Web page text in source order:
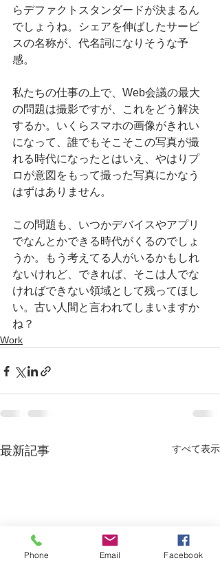
らデファクトスタンダードが決まるん
でしょうね。シェアを伸ばしたサービ
スの名称が、代名詞になりそうな予
感。
私たちの仕事の上で、Web会議の最大
の問題は撮影ですが、これをどう解決
するか。いくらスマホの画像がきれい
になって、誰でもそこそこの写真が撮
れる時代になったとはいえ、やはりプ
ロが意図をもって撮った写真にかなう
はずはありません。
この問題も、いつかデバイスやアプリ
でなんとかできる時代がくるのでしょ
うか。もう考えてる人がいるかもしれ
ないけれど、できれば、そこは人でな
ければできない領域として残ってほし
い。古い人間と言われてしまいますか
ね？
Work
最新記事 すべて表示
Phone Email Facebook